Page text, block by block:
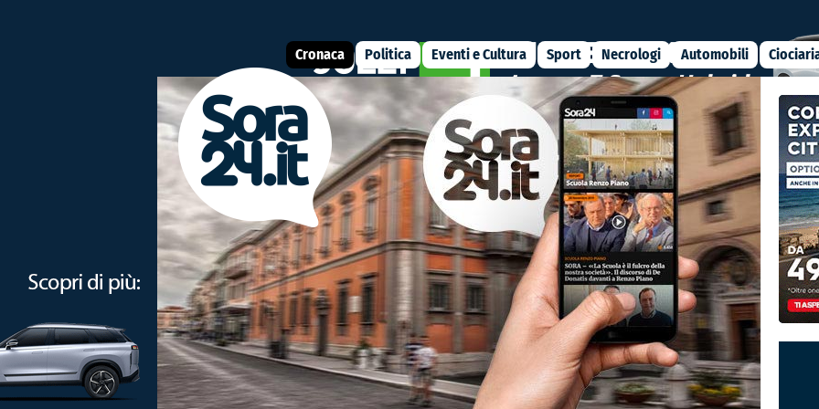
Cronaca Politica Eventi e Cultura Sport Necrologi Automobili